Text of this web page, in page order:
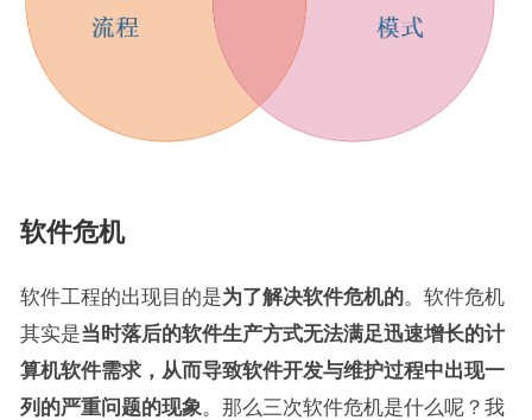
软件危机
软件工程的出现目的是为了解决软件危机的。软件危机
其实是当时落后的软件生产方式无法满足迅速增长的计
算机软件需求，从而导致软件开发与维护过程中出现一
列的严重问题的现象 。那么三次软件危机是什么呢？我